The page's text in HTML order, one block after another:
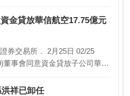
金貸放華信航空17.75億元
交易所． 2月25日 02/25
祥已卸任